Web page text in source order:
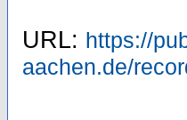
URL: https://
aachen.de/